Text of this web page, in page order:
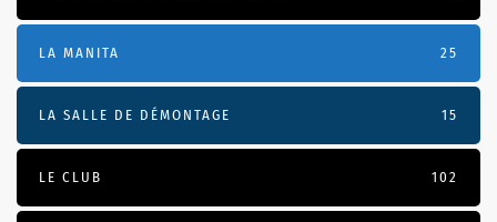
LA MANITA 25
LA SALLE DE DÉMONTAGE 15
LE CLUB 102